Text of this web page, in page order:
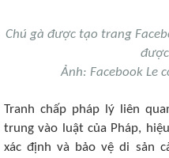
Chú gà được tạo trang
Ảnh: Facebook Le
Tranh chấp pháp lý liên
trung vào luật của Pháp,
xác định và bảo vệ di sản